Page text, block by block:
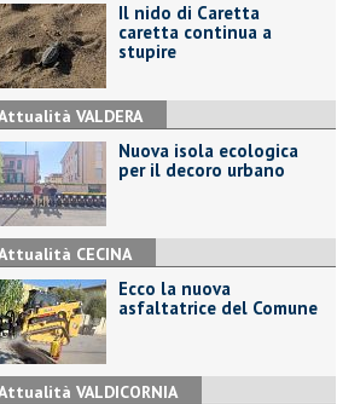
Il nido di Caretta
caretta continua a
stupire
VALDERA
Nuova isola ecologica
per il decoro urbano
CECINA
Ecco la nuova
asfaltatrice del Comune
VALDICORNIA